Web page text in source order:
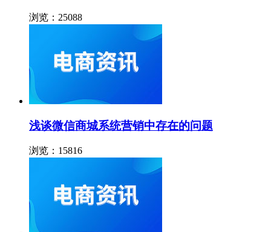
浏览：25088
浅谈微信商城系统营销中存在的问题
浏览：15816